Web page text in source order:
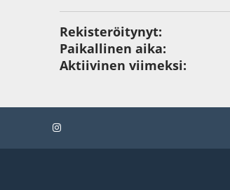
Rekisteröitynyt:
Paikallinen aika:
Aktiivinen viimeksi: